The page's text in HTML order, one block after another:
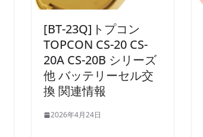
[BT-23Q]トプコン
TOPCON CS-20 CS-
20A CS-20B シリーズ
他 バッテリーセル交
換 関連情報
2026年4月24日